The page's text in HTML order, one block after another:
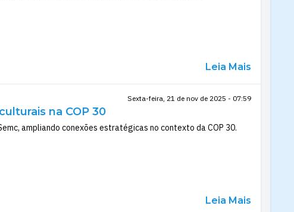
Leia Mais
Sexta-feira, 21 de nov de 2025 - 07:59
na COP 30
ampliando conexões estratégicas no contexto da COP 30.
Leia Mais